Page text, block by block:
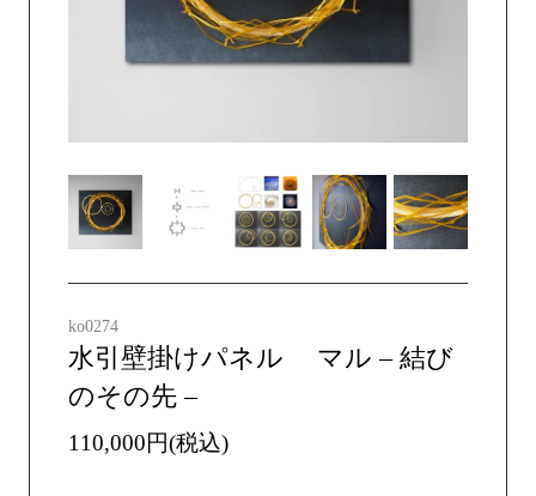
ko0274
水引壁掛けパネル マル – 結び
のその先 –
110,000円(税込)